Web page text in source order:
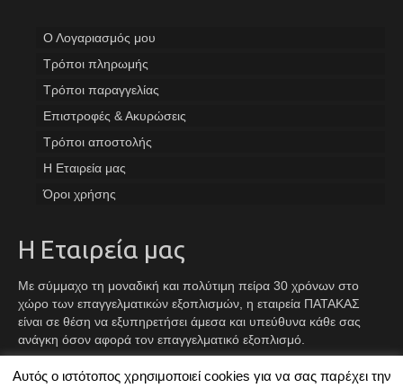
Ο Λογαριασμός μου
Tρόποι πληρωμής
Τρόποι παραγγελίας
Επιστροφές & Ακυρώσεις
Τρόποι αποστολής
Η Εταιρεία μας
Όροι χρήσης
Η Εταιρεία μας
Με σύμμαχο τη μοναδική και πολύτιμη πείρα 30 χρόνων στο
χώρο των επαγγελματικών εξοπλισμών, η εταιρεία ΠΑΤΑΚΑΣ
είναι σε θέση να εξυπηρετήσει άμεσα και υπεύθυνα κάθε σας
ανάγκη όσον αφορά τον επαγγελματικό εξοπλισμό.
Αυτός ο ιστότοπος χρησιμοποιεί cookies για να σας παρέχει την